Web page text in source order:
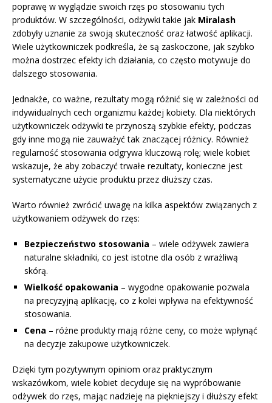
poprawę w wyglądzie swoich rzęs po stosowaniu tych
produktów. W szczególności, odżywki takie jak Miralash
zdobyły uznanie za swoją skuteczność oraz łatwość aplikacji.
Wiele użytkowniczek podkreśla, że są zaskoczone, jak szybko
można dostrzec efekty ich działania, co często motywuje do
dalszego stosowania.
Jednakże, co ważne, rezultaty mogą różnić się w zależności od
indywidualnych cech organizmu każdej kobiety. Dla niektórych
użytkowniczek odżywki te przynoszą szybkie efekty, podczas
gdy inne mogą nie zauważyć tak znaczącej różnicy. Również
regularność stosowania odgrywa kluczową rolę; wiele kobiet
wskazuje, że aby zobaczyć trwałe rezultaty, konieczne jest
systematyczne użycie produktu przez dłuższy czas.
Warto również zwrócić uwagę na kilka aspektów związanych z
użytkowaniem odżywek do rzęs:
Bezpieczeństwo stosowania – wiele odżywek zawiera
naturalne składniki, co jest istotne dla osób z wrażliwą
skórą.
Wielkość opakowania – wygodne opakowanie pozwala
na precyzyjną aplikację, co z kolei wpływa na efektywność
stosowania.
Cena – różne produkty mają różne ceny, co może wpłynąć
na decyzje zakupowe użytkowniczek.
Dzięki tym pozytywnym opiniom oraz praktycznym
wskazówkom, wiele kobiet decyduje się na wypróbowanie
odżywek do rzęs, mając nadzieję na piękniejszy i dłuższy efekt